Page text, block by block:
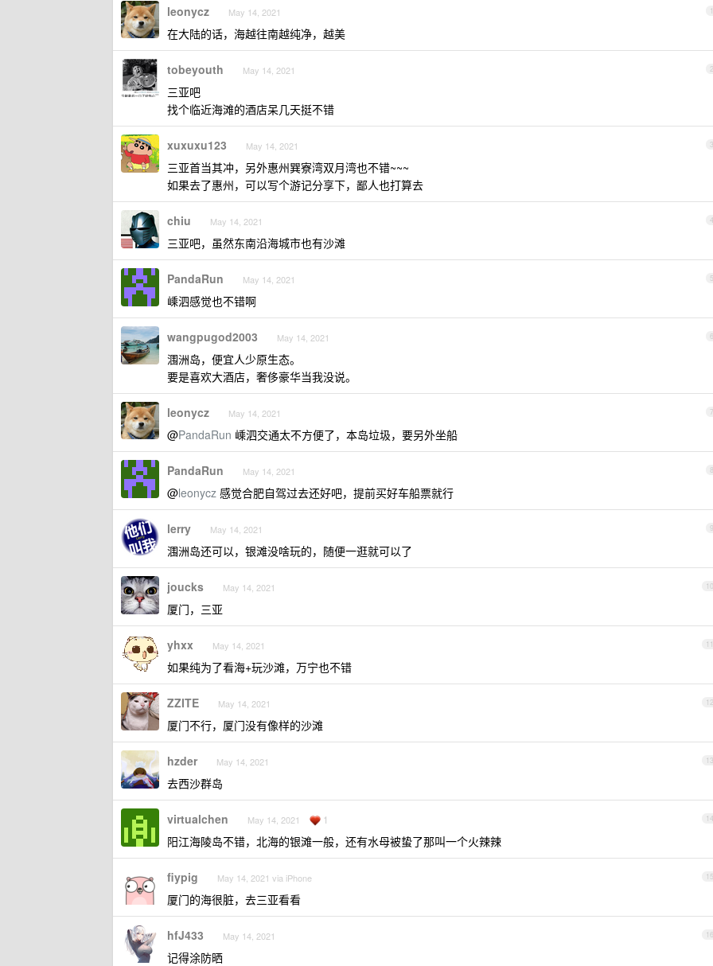
1
leonycz May 14, 2021
在大陆的话，海越往南越纯净，越美
2
tobeyouth May 14, 2021
三亚吧
找个临近海滩的酒店呆几天挺不错
3
xuxuxu123 May 14, 2021
三亚首当其冲，另外惠州巽寮湾双月湾也不错~~~
如果去了惠州，可以写个游记分享下，鄙人也打算去
4
chiu May 14, 2021
三亚吧，虽然东南沿海城市也有沙滩
5
PandaRun May 14, 2021
嵊泗感觉也不错啊
6
wangpugod2003 May 14, 2021
涠洲岛，便宜人少原生态。
要是喜欢大酒店，奢侈豪华当我没说。
7
leonycz May 14, 2021
@PandaRun 嵊泗交通太不方便了，本岛垃圾，要另外坐船
8
PandaRun May 14, 2021
@leonycz 感觉合肥自驾过去还好吧，提前买好车船票就行
9
lerry May 14, 2021
涠洲岛还可以，银滩没啥玩的，随便一逛就可以了
10
joucks May 14, 2021
厦门，三亚
11
yhxx May 14, 2021
如果纯为了看海+玩沙滩，万宁也不错
12
ZZITE May 14, 2021
厦门不行，厦门没有像样的沙滩
13
hzder May 14, 2021
去西沙群岛
14
virtualchen May 14, 2021 1
阳江海陵岛不错，北海的银滩一般，还有水母被蛰了那叫一个火辣辣
15
fiypig May 14, 2021 via iPhone
厦门的海很脏，去三亚看看
16
hfJ433 May 14, 2021
记得涂防晒